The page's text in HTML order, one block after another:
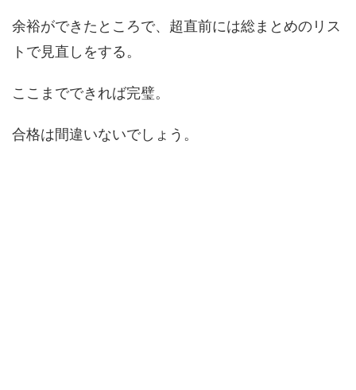
余裕ができたところで、超直前には総まとめのリス
トで見直しをする。
ここまでできれば完璧。
合格は間違いないでしょう。